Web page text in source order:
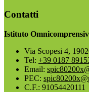
Contatti
Istituto
Via Scopesi 4,
Tel: +39 0187
Email:
PEC:
C.F.: 91054420111